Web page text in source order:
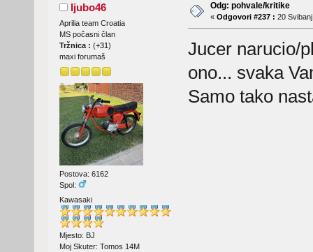
ljubo46
Aprilia team Croatia
MS počasni član
Tržnica : (+31)
maxi forumaš
Postova: 6162
Spol:
Kawasaki
Mjesto: BJ
Moj Skuter: Tomos 14M
Odg: pohvale/kritike
« Odgovori #237 : 20
Jucer narucio/
ono... svaka
Samo tako